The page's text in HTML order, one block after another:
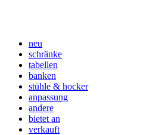
neu
schränke
tabellen
banken
stühle & hocker
anpassung
andere
bietet an
verkauft